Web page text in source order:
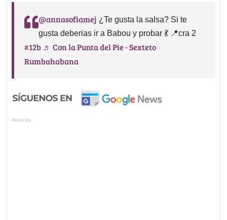
@annasofiamej ¿Te gusta la salsa? Si te
gusta deberias ir a Babou y probar 💃 📍cra 2
#12b ♬ Con la Punta del Pie - Sexteto
Rumbahabana
Anuncios.